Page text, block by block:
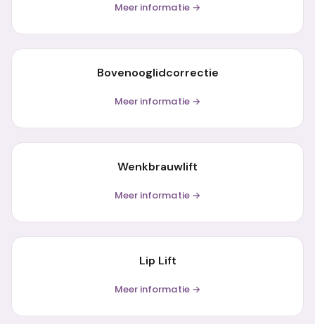
Meer informatie →
Bovenooglidcorrectie
Meer informatie →
Wenkbrauwlift
Meer informatie →
Lip Lift
Meer informatie →